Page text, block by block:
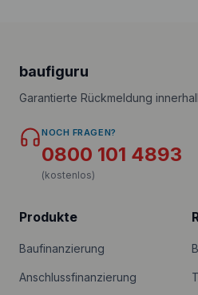
baufiguru
Garantierte Rückmeldung
NOCH FRAGEN?
0800 101 4893
(kostenlos)
Produkte
Baufinanzierung
Anschlussfinanzierung